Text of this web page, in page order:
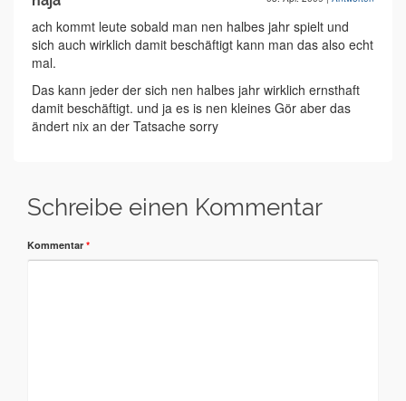
ach kommt leute sobald man nen halbes jahr spielt und
sich auch wirklich damit beschäftigt kann man das also echt
mal.
Das kann jeder der sich nen halbes jahr wirklich ernsthaft
damit beschäftigt. und ja es is nen kleines Gör aber das
ändert nix an der Tatsache sorry
Schreibe einen Kommentar
Kommentar *